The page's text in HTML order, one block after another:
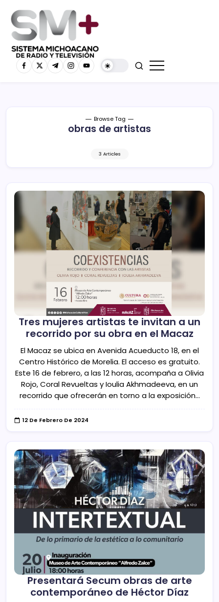
Browse Tag
obras de artistas
3 Articles
Tres mujeres artistas te invitan a un
recorrido por su obra en el Macaz
El Macaz se ubica en Avenida Acueducto 18, en el
Centro Histórico de Morelia. El acceso es gratuito.
Este 16 de febrero, a las 12 horas, acompaña a Olivia
Rojo, Coral Revueltas y Ioulia Akhmadeeva, en un
recorrido que ofrecerán en torno a la exposición…
12 De Febrero De 2024
Presentará Secum obras de arte
contemporáneo de Héctor Díaz